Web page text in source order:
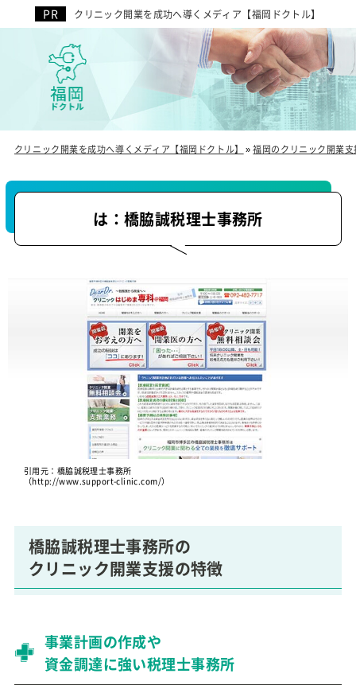
クリニック開業を成功へ導くメディア【福岡ドクトル】
クリニック開業を成功へ導くメディア【福岡ドクトル】 »福岡のクリニック開業
は：橋脇誠税理士事務所
引用元：橋脇誠税理士事務所
（http://www.support-clinic.com/）
橋脇誠税理士事務所の
クリニック開業支援の特徴
事業計画の作成や
資金調達に強い税理士事務所